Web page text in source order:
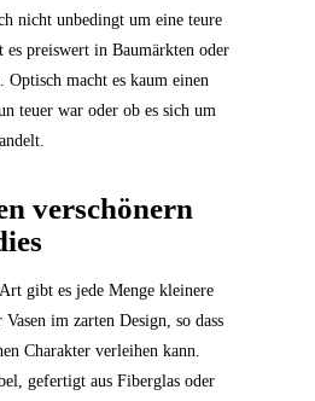
nicht unbedingt um eine teure
preiswert in Baumärkten oder
Optisch macht es kaum einen
teuer war oder ob es sich um
verschönern
gibt es jede Menge kleinere
im zarten Design, so dass
Charakter verleihen kann.
gefertigt aus Fiberglas oder